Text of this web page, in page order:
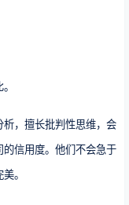
，擅长批判性思维，会
信用度。他们不会急于
。